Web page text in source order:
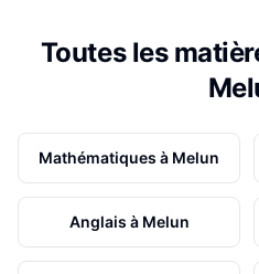
Toutes les
Mathématiques à Melun
Anglais à Melun